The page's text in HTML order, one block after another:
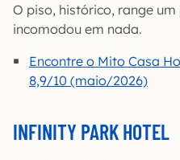
O piso, histórico, range
incomodou em nada.
Encontre o Mito Casa
8,9/10 (maio/2026)
INFINITY PARK HOTEL